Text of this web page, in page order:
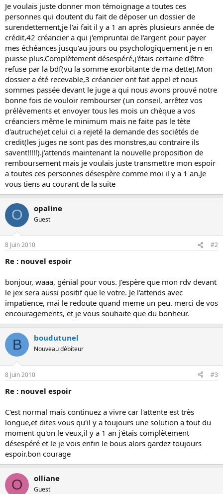
Je voulais juste donner mon témoignage a toutes ces
personnes qui doutent du fait de déposer un dossier de
surendettement,je l'ai fait il y a 1 an après plusieurs année de
crédit,42 créancier a qui j'empruntai de l'argent pour payer
mes échéances jusqu'au jours ou psychologiquement je n en
puisse plus.Complètement désespéré,j'étais certaine d'être
refuse par la bdf(vu la somme exorbitante de ma dette).Mon
dossier a été recevable,3 créancier ont fait appel et nous
sommes passée devant le juge a qui nous avons prouvé notre
bonne fois de vouloir rembourser (un conseil, arrêtez vos
prélèvements et envoyer tous les mois un chèque a vos
créanciers même le minimum mais ne faite pas le tète
d'autruche)et celui ci a rejeté la demande des sociétés de
credit(les juges ne sont pas des monstres,au contraire ils
savent!!!!!).j'attends maintenant la nouvelle proposition de
remboursement mais je voulais juste transmettre mon espoir
a toutes ces personnes désespère comme moi il y a 1 an.Je
vous tiens au courant de la suite
O opaline
Guest
8 Juin 2010 #2
Re : nouvel espoir
bonjour, waaa, génial pour vous. J'espère que mon rdv devant
le jex sera aussi positif que le votre. Je l'attends avec
impatience, mai le redoute quand meme un peu. merci de vos
encouragements, et je vous souhaite que du bonheur.
B boudutunel
Nouveau débiteur
8 Juin 2010 #3
Re : nouvel espoir
C'est normal mais continuez a vivre car l'attente est très
longue,et dites vous qu'il y a toujours une solution a tout du
moment qu'on le veux,il y a 1 an j'étais complètement
désespéré et le je vois enfin le bous alors gardez toujours
espoir.bon courage
O olliane
Guest